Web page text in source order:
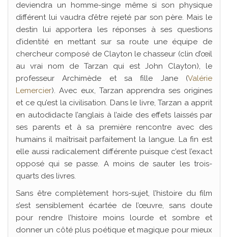
deviendra un homme-singe même si son physique
différent lui vaudra d’être rejeté par son père. Mais le
destin lui apportera les réponses à ses questions
d’identité en mettant sur sa route une équipe de
chercheur composé de Clayton le chasseur (clin d’œil
au vrai nom de Tarzan qui est John Clayton), le
professeur Archimède et sa fille Jane (Valérie
Lemercier). Avec eux, Tarzan apprendra ses origines
et ce qu’est la civilisation. Dans le livre, Tarzan a apprit
en autodidacte l’anglais à l’aide des effets laissés par
ses parents et à sa première rencontre avec des
humains il maîtrisait parfaitement la langue. La fin est
elle aussi radicalement différente puisque c’est l’exact
opposé qui se passe. A moins de sauter les trois-
quarts des livres.
Sans être complètement hors-sujet, l’histoire du film
s’est sensiblement écartée de l’œuvre, sans doute
pour rendre l’histoire moins lourde et sombre et
donner un côté plus poétique et magique pour mieux